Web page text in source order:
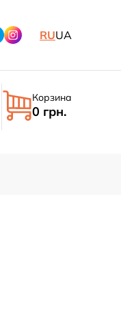
RUUA
Корзина
0 грн.